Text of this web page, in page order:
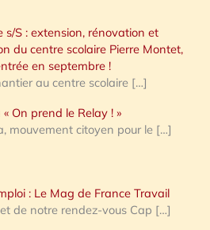
s/S : extension, rénovation et
du centre scolaire Pierre Montet,
en septembre !
au centre scolaire […]
On prend le Relay ! »
mouvement citoyen pour le […]
: Le Mag de France Travail
de notre rendez-vous Cap […]